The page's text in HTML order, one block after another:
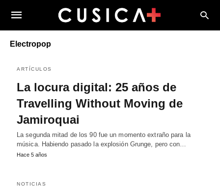
Electropop
ARTÍCULOS
La locura digital: 25 años de
Travelling Without Moving de
Jamiroquai
La segunda mitad de los 90 fue un momento extraño para la
música. Habiendo pasado la explosión Grunge, pero con…
Hace 5 años
NOTICIAS